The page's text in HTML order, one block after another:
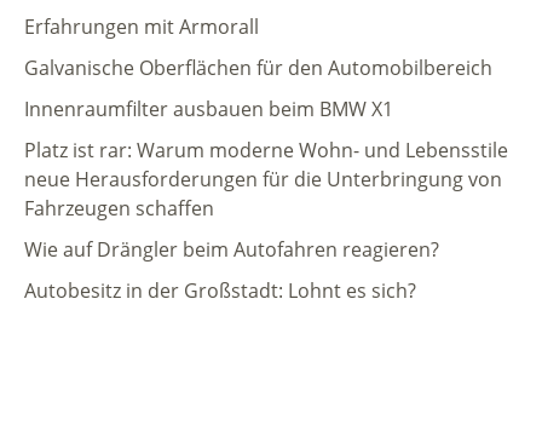
Erfahrungen mit Armorall
Galvanische Oberflächen für den Automobilbereich
Innenraumfilter ausbauen beim BMW X1
Platz ist rar: Warum moderne Wohn- und Lebensstile
neue Herausforderungen für die Unterbringung von
Fahrzeugen schaffen
Wie auf Drängler beim Autofahren reagieren?
Autobesitz in der Großstadt: Lohnt es sich?